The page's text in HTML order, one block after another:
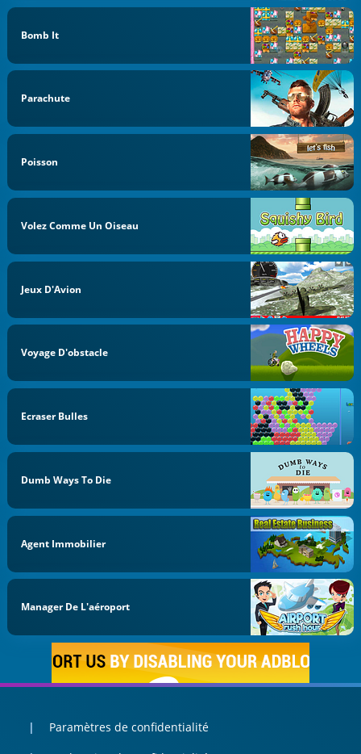
Bomb It
Parachute
Poisson
Volez Comme Un Oiseau
Jeux D'Avion
Voyage D'obstacle
Ecraser Bulles
Dumb Ways To Die
Agent Immobilier
Manager De L'aéroport
Paramètres de confidentialité